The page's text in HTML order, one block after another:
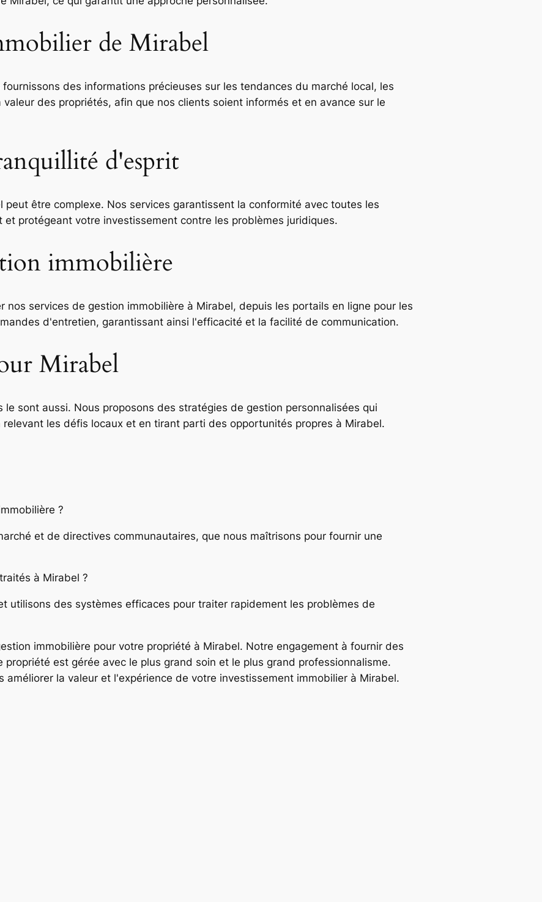
de Mirabel
des informations précieuses sur les tendances du marché local, les
des propriétés, afin que nos clients soient informés et en avance sur le
d'esprit
être complexe. Nos services garantissent la conformité avec toutes les
protégeant votre investissement contre les problèmes juridiques.
immobilière
services de gestion immobilière à Mirabel, depuis les portails en ligne pour les
d'entretien, garantissant ainsi l'efficacité et la facilité de communication.
Mirabel
sont aussi. Nous proposons des stratégies de gestion personnalisées qui
les défis locaux et en tirant parti des opportunités propres à Mirabel.
?
et de directives communautaires, que nous maîtrisons pour fournir une
à Mirabel ?
utilisons des systèmes efficaces pour traiter rapidement les problèmes de
immobilière pour votre propriété à Mirabel. Notre engagement à fournir des
est gérée avec le plus grand soin et le plus grand professionnalisme.
la valeur et l'expérience de votre investissement immobilier à Mirabel.